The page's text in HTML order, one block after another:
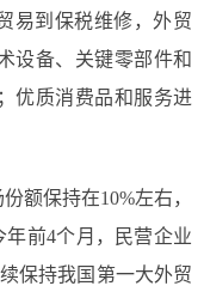
易到保税维修，外贸
设备、关键零部件和
优质消费品和服务进
额保持在10%左右，
年前4个月，民营企业
保持我国第一大外贸